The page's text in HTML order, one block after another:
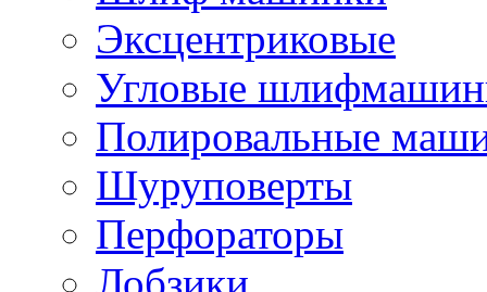
Эксцентриковые
Угловые
Полировальные
Шуруповерты
Перфораторы